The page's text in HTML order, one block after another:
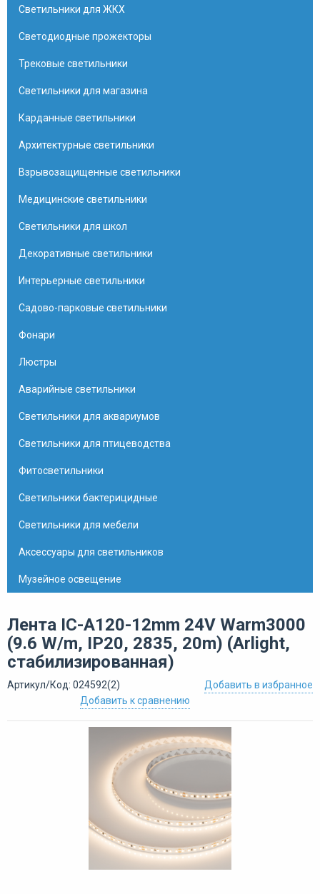
Светильники для ЖКХ
Светодиодные прожекторы
Трековые светильники
Светильники для магазина
Карданные светильники
Архитектурные светильники
Взрывозащищенные светильники
Медицинские светильники
Светильники для школ
Декоративные светильники
Интерьерные светильники
Садово-парковые светильники
Фонари
Люстры
Аварийные светильники
Светильники для аквариумов
Светильники для птицеводства
Фитосветильники
Светильники бактерицидные
Светильники для мебели
Аксессуары для светильников
Музейное освещение
Лента IC-A120-12mm 24V Warm3000
(9.6 W/m, IP20, 2835, 20m) (Arlight,
стабилизированная)
Артикул/Код: 024592(2)
Добавить в избранное
Добавить к сравнению